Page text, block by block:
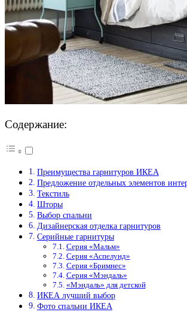
Содержание:
Преимущества гарнитуров ИКЕА
Предложение отдельных элементов
Текстиль
Шторы
Выбор спальни
Дизайнерская отделка гарнитуров
Серийные гарнитуры
Серия «Мальм»
Серия «Аспелунд»
Серия «Бримнес»
Серия «Мэндаль»
«Мэндаль» для детской
ИКЕА лучший выбор
Фото спальни ИКЕА